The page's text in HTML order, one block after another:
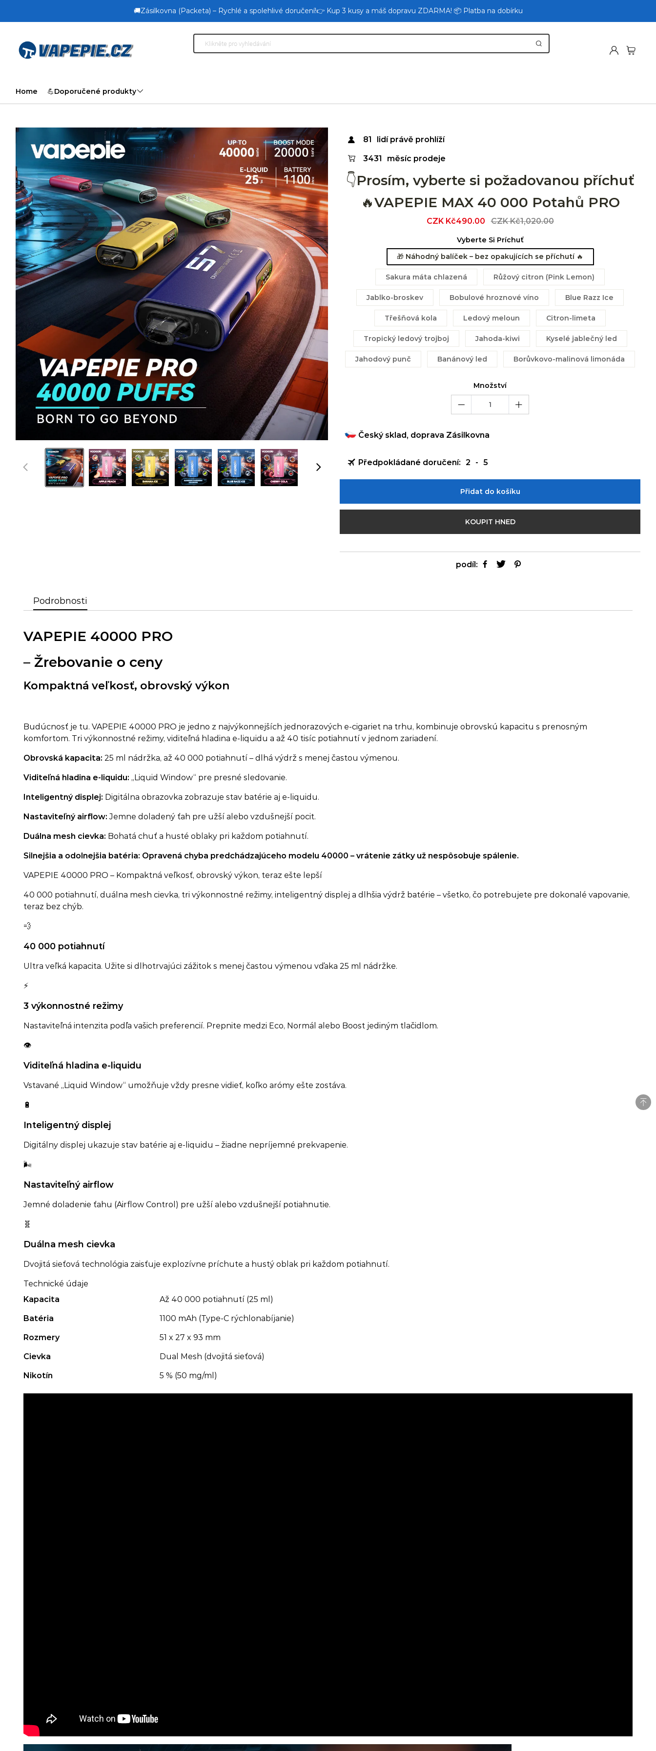
🚚Zásilkovna (Packeta) – Rychlé a spolehlivé doručení!👉 Kup 3 kusy a máš dopravu ZDARMA! 📦 Platba na dobírku
Home 💪Doporučené produkty
81 lidí právě prohlíží
3431 měsíc prodeje
👇Prosím, vyberte si požadovanou příchuť
🔥VAPEPIE MAX 40 000 Potahů PRO
Sale
CZK Kč490.00
Regular
CZK Kč1,020.00
Vyberte Si Príchuť
🎁 Náhodný balíček – bez opakujících se příchutí 🔥
Sakura máta chlazená Růžový citron (Pink Lemon)
Jablko-broskev Bobulové hroznové víno Blue Razz Ice
Třešňová kola Ledový meloun Citron-limeta
Tropický ledový trojboj Jahoda-kiwi Kyselé jablečný led
Jahodový punč Banánový led Borůvkovo-malinová limonáda
Množství
Český sklad, doprava Zásilkovna
Předpokládané doručení: 2 - 5
Přidat do košíku
KOUPIT HNED
podíl:
Podrobnosti
VAPEPIE 40000 PRO
– Žrebovanie o ceny
Kompaktná veľkosť, obrovský výkon
Budúcnosť je tu. VAPEPIE 40000 PRO je jedno z najvýkonnejších jednorazových e-cigariet na trhu, kombinuje obrovskú kapacitu s prenosným
komfortom. Tri výkonnostné režimy, viditeľná hladina e-liquidu a až 40 tisíc potiahnutí v jednom zariadení.
Obrovská kapacita: 25 ml nádržka, až 40 000 potiahnutí – dlhá výdrž s menej častou výmenou.
Viditeľná hladina e-liquidu: „Liquid Window“ pre presné sledovanie.
Inteligentný displej: Digitálna obrazovka zobrazuje stav batérie aj e-liquidu.
Nastaviteľný airflow: Jemne doladený ťah pre užší alebo vzdušnejší pocit.
Duálna mesh cievka: Bohatá chuť a husté oblaky pri každom potiahnutí.
Silnejšia a odolnejšia batéria: Opravená chyba predchádzajúceho modelu 40000 – vrátenie zátky už nespôsobuje spálenie.
VAPEPIE 40000 PRO – Kompaktná veľkosť, obrovský výkon, teraz ešte lepší
40 000 potiahnutí, duálna mesh cievka, tri výkonnostné režimy, inteligentný displej a dlhšia výdrž batérie – všetko, čo potrebujete pre dokonalé vapovanie,
teraz bez chýb.
💨
40 000 potiahnutí
Ultra veľká kapacita. Užite si dlhotrvajúci zážitok s menej častou výmenou vďaka 25 ml nádržke.
⚡
3 výkonnostné režimy
Nastaviteľná intenzita podľa vašich preferencií. Prepnite medzi Eco, Normál alebo Boost jediným tlačidlom.
👁️
Viditeľná hladina e-liquidu
Vstavané „Liquid Window“ umožňuje vždy presne vidieť, koľko arómy ešte zostáva.
🔋
Inteligentný displej
Digitálny displej ukazuje stav batérie aj e-liquidu – žiadne nepríjemné prekvapenie.
🌬️
Nastaviteľný airflow
Jemné doladenie ťahu (Airflow Control) pre užší alebo vzdušnejší potiahnutie.
🧬
Duálna mesh cievka
Dvojitá sieťová technológia zaisťuje explozívne príchute a hustý oblak pri každom potiahnutí.
Technické údaje
Kapacita
Až 40 000 potiahnutí (25 ml)
Batéria 1100 mAh (Type-C rýchlonabíjanie)
Rozmery 51 x 27 x 93 mm
Cievka Dual Mesh (dvojitá sieťová)
Nikotín 5 % (50 mg/ml)